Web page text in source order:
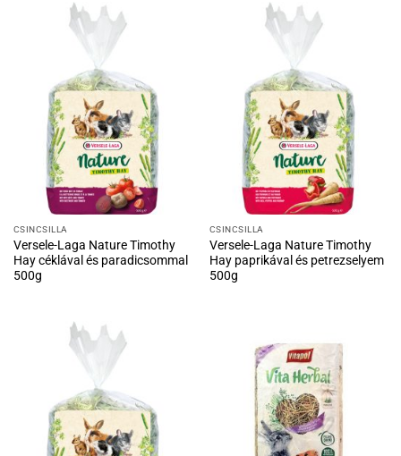
CSINCSILLA
Versele-Laga Nature Timothy
Hay céklával és paradicsommal
500g
CSINCSILLA
Versele-Laga Nature Timothy
Hay paprikával és petrezselyem
500g